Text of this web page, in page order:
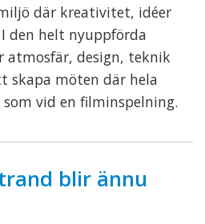
där kreativitet, idéer
den helt nyuppförda
atmosfär, design, teknik
skapa möten där hela
som vid en filminspelning.
blir ännu